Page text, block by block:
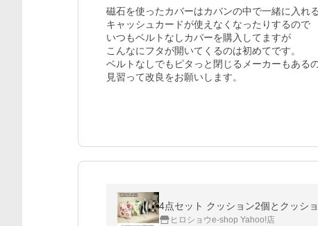
磁石を使ったカバーはカバンの中で一緒に入れ
キャッシュカードが使えなくなったりするので
いつもベルトなしカバーを購入してますが
こんなにフタが開いてくるのは初めてです。
ベルトなしでもピタっと閉じるメーカーもある
見習って改良をお願いします。
4点セット クッション2個とクッシ
ヒロショウe-shop Yahoo!店